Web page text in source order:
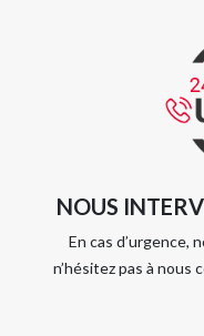
NOUS
En cas d’urgence,
n’hésitez pas à nous